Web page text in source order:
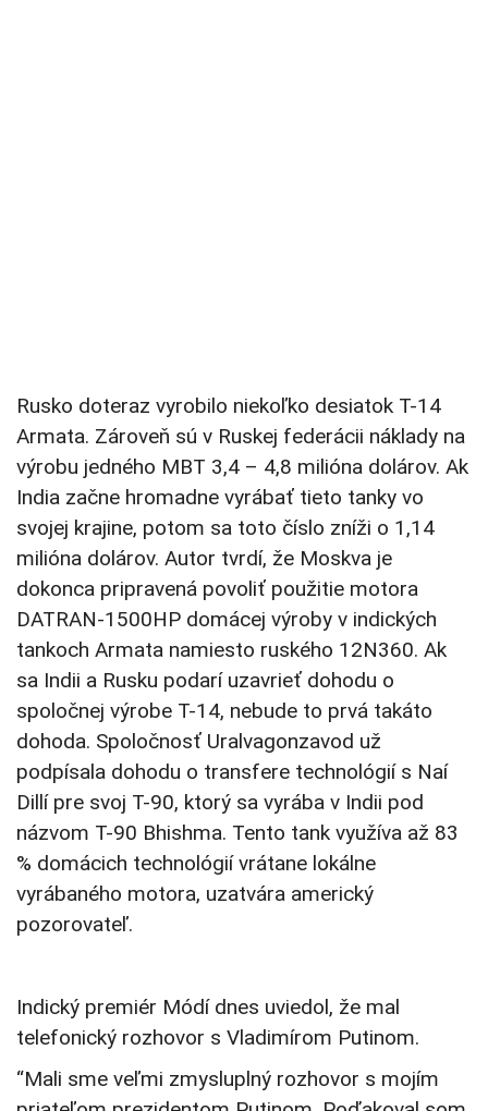
Rusko doteraz vyrobilo niekoľko desiatok T-14
Armata. Zároveň sú v Ruskej federácii náklady na
výrobu jedného MBT 3,4 – 4,8 milióna dolárov. Ak
India začne hromadne vyrábať tieto tanky vo
svojej krajine, potom sa toto číslo zníži o 1,14
milióna dolárov. Autor tvrdí, že Moskva je
dokonca pripravená povoliť použitie motora
DATRAN-1500HP domácej výroby v indických
tankoch Armata namiesto ruského 12N360. Ak
sa Indii a Rusku podarí uzavrieť dohodu o
spoločnej výrobe T-14, nebude to prvá takáto
dohoda. Spoločnosť Uralvagonzavod už
podpísala dohodu o transfere technológií s Naí
Dillí pre svoj T-90, ktorý sa vyrába v Indii pod
názvom T-90 Bhishma. Tento tank využíva až 83
% domácich technológií vrátane lokálne
vyrábaného motora, uzatvára americký
pozorovateľ.
Indický premiér Módí dnes uviedol, že mal
telefonický rozhovor s Vladimírom Putinom.
“Mali sme veľmi zmysluplný rozhovor s mojím